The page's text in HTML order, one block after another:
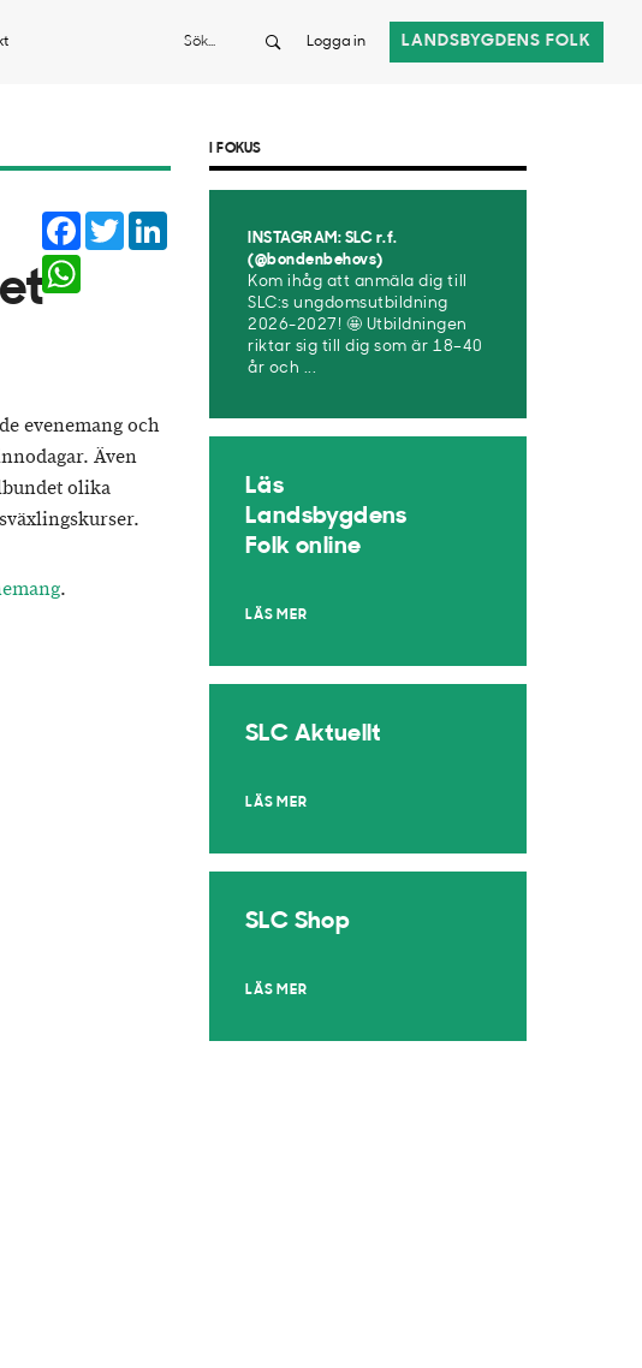
Sök Logga in LANDSBYGDENS FOLK
Facebook
Twitter
evenemang och
Även
olika
.
I FOKUS
INSTAGRAM: SLC r.f.
(@bondenbehovs)
Kom ihåg att anmäla dig till
SLC:s ungdomsutbildning
2026-2027! 🤩 Utbildningen
riktar sig till dig som är 18–40
år och ...
Läs
Landsbygdens
Folk online
LÄS MER
SLC Aktuellt
LÄS MER
SLC Shop
LÄS MER